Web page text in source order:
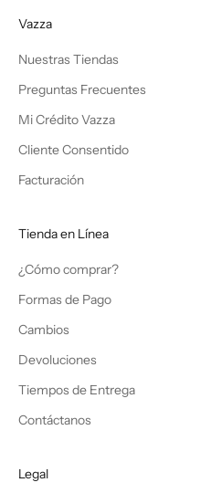
Vazza
Nuestras Tiendas
Preguntas Frecuentes
Mi Crédito Vazza
Cliente Consentido
Facturación
Tienda en Línea
¿Cómo comprar?
Formas de Pago
Cambios
Devoluciones
Tiempos de Entrega
Contáctanos
Legal